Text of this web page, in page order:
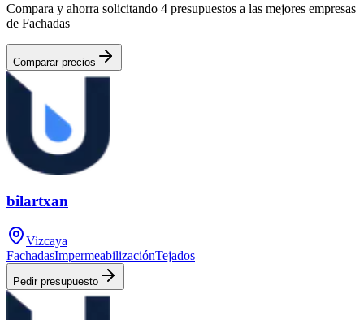
Compara y ahorra solicitando 4 presupuestos a las mejores empresas
de Fachadas
Comparar precios
bilartxan
Vizcaya
FachadasImpermeabilizaciónTejados
Pedir presupuesto